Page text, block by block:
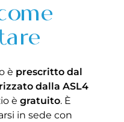
è prescritto dal
dalla ASL4
è gratuito. È
in sede con